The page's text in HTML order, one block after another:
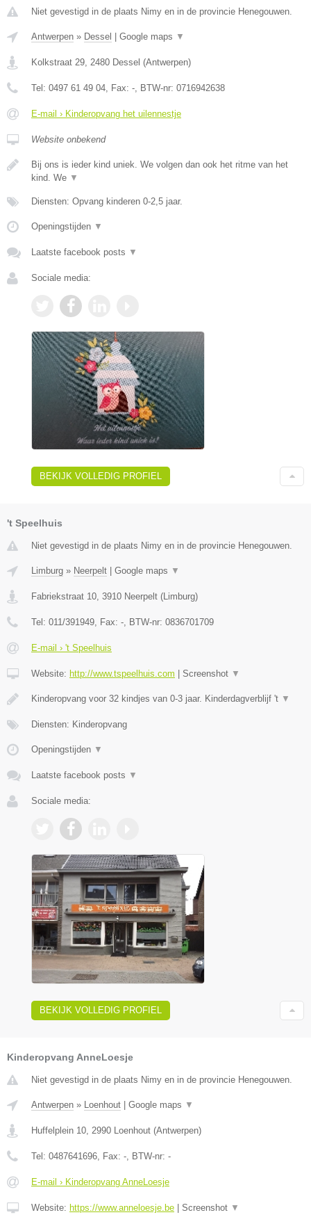
Niet gevestigd in de plaats Nimy en in de provincie Henegouwen.
Antwerpen » Dessel Google maps ▼
Kolkstraat 29, 2480 Dessel (Antwerpen)
Tel: 0497 61 49 04, Fax: -, BTW-nr: 0716942638
E-mail › Kinderopvang het uilennestje
Website onbekend
Bij ons is ieder kind uniek. We volgen dan ook het ritme van het
kind. We ▼
Diensten: Opvang kinderen 0-2,5 jaar.
Openingstijden ▼
Laatste facebook posts ▼
Sociale media:
BEKIJK VOLLEDIG PROFIEL
't Speelhuis
Niet gevestigd in de plaats Nimy en in de provincie Henegouwen.
Limburg » Neerpelt Google maps ▼
Fabriekstraat 10 3910 Neerpelt ( Limburg)
Tel: 011/391949 , Fax: - , BTW-nr: 0836701709
E-mail › 't Speelhuis
Website: http://www.tspeelhuis.com Screenshot ▼
Kinderopvang voor 32 kindjes van 0-3 jaar. Kinderdagverblijf 't ▼
Diensten: Kinderopvang
Openingstijden ▼
Laatste facebook posts ▼
Sociale media:
BEKIJK VOLLEDIG PROFIEL
Kinderopvang AnneLoesje
Niet gevestigd in de plaats Nimy en in de provincie Henegouwen.
Antwerpen » Loenhout Google maps ▼
Huffelplein 10, 2990 Loenhout (Antwerpen)
Tel: 0487641696, Fax: -, BTW-nr: -
E-mail › Kinderopvang AnneLoesje
Website: https://www.anneloesje.be Screenshot ▼